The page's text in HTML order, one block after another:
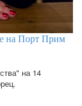
на Порт Прим
на 14